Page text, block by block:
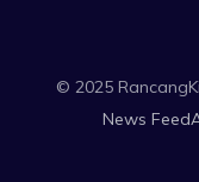
© 2025
News Feed